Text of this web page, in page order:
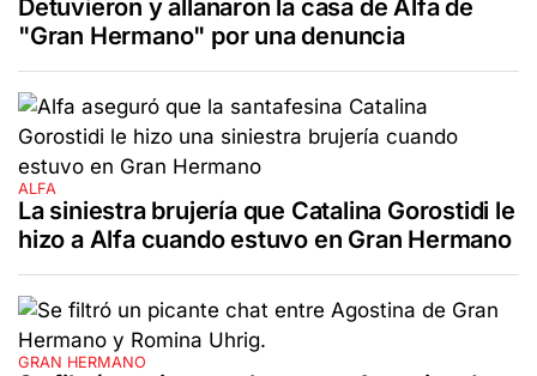
Detuvieron y allanaron la casa de Alfa de
"Gran Hermano" por una denuncia
ALFA
La siniestra brujería que Catalina Gorostidi le
hizo a Alfa cuando estuvo en Gran Hermano
GRAN HERMANO